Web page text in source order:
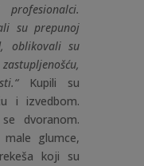
su prepunoj
oblikovali su
Kupili su
i izvedbom.
dvoranom.
glumce,
koji su